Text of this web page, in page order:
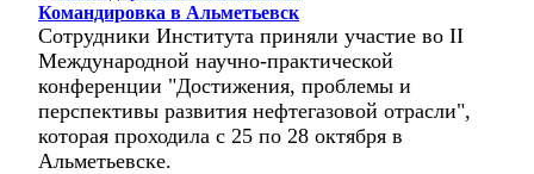
Командировка в Альметьевск
Сотрудники Института приняли участие во II
Международной научно-практической
конференции "Достижения, проблемы и
перспективы развития нефтегазовой отрасли",
которая проходила с 25 по 28 октября в
Альметьевске.